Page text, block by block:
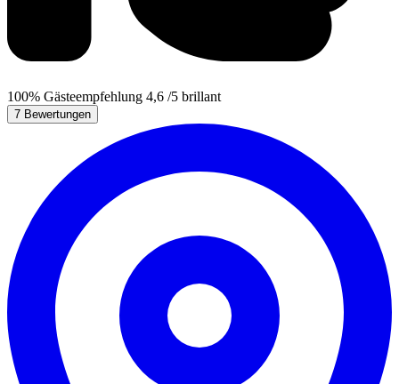
100% Gästeempfehlung 4,6 /5 brillant
7 Bewertungen